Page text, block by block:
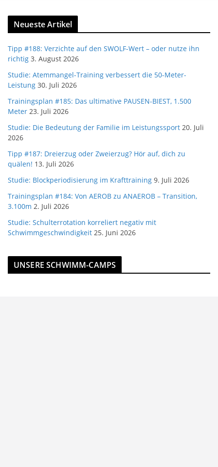
Neueste Artikel
Tipp #188: Verzichte auf den SWOLF-Wert – oder nutze ihn
richtig 3. August 2026
Studie: Atemmangel-Training verbessert die 50-Meter-
Leistung 30. Juli 2026
Trainingsplan #185: Das ultimative PAUSEN-BIEST, 1.500
Meter 23. Juli 2026
Studie: Die Bedeutung der Familie im Leistungssport 20. Juli
2026
Tipp #187: Dreierzug oder Zweierzug? Hör auf, dich zu
quälen! 13. Juli 2026
Studie: Blockperiodisierung im Krafttraining 9. Juli 2026
Trainingsplan #184: Von AEROB zu ANAEROB – Transition,
3.100m 2. Juli 2026
Studie: Schulterrotation korreliert negativ mit
Schwimmgeschwindigkeit 25. Juni 2026
UNSERE SCHWIMM-CAMPS